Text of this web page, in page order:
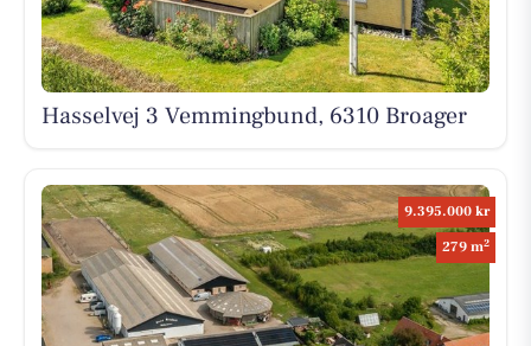
Hasselvej 3 Vemmingbund, 6310 Broager
9.395.000 kr
279 m2